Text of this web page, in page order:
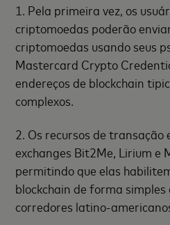
1. Pela primeira vez, os
criptomoedas poderão
criptomoedas usando seus
Mastercard Crypto
endereços de blockchain
complexos.
2. Os recursos de transação
exchanges Bit2Me, Lirium e
permitindo que elas
blockchain de forma
corredores latino-